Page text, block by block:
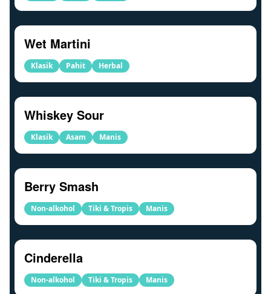
Wet Martini
Klasik Pahit Herbal
Whiskey Sour
Klasik Asam Manis
Berry Smash
Non-alkohol Tiki & Tropis Manis
Cinderella
Non-alkohol Tiki & Tropis Manis